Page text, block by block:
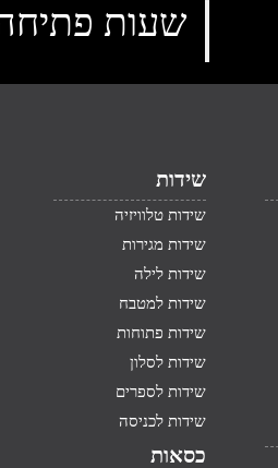
שעות
שידות
שידות טלוויזיה
שידות מגירות
שידות לילה
שידות למטבח
שידות פתוחות
שידות לסלון
שידות לספרים
שידות לכניסה
כסאות